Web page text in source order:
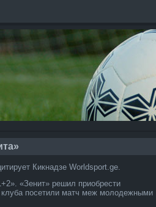
Кикнадзе Worldsport.ge.
«Зенит» решил приобрести
клуба посетили матч меж молодежными